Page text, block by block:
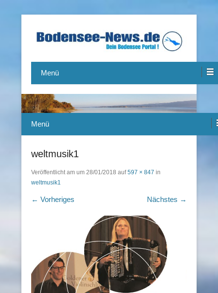
Bodensee-News.de
Menü
Menü
weltmusik1
Veröffentlicht am um 28/01/2018 auf597 × 847 in
weltmusik1
← Vorheriges Nächstes →